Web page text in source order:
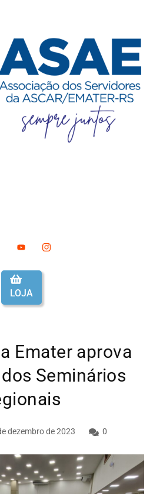
LOJA
Emater aprova
Seminários
dezembro de 2023 0